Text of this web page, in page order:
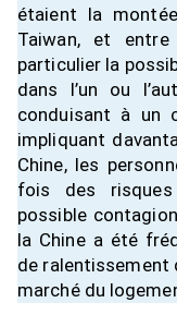
étaient la
Taiwan, et
particulier la
dans l’un ou
conduisant à un
impliquant
Chine, les
fois des
possible
la Chine a été
de ralentissement
marché du